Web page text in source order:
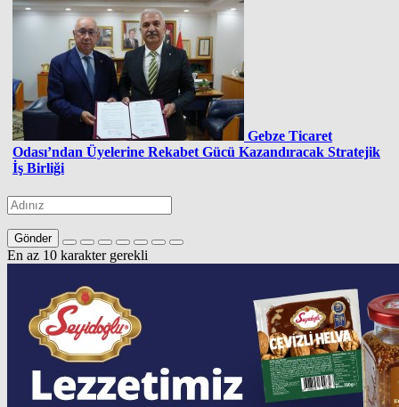
Gebze Ticaret
Odası’ndan Üyelerine Rekabet Gücü Kazandıracak Stratejik
İş Birliği
Gönder
En az 10 karakter gerekli